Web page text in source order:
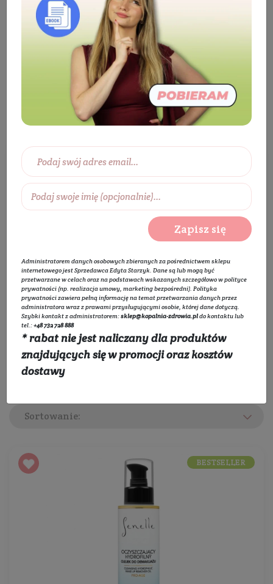
Kosmetyki Twarz
demakijaż
Oczyszczanie i demakijaż
Wybierz zakres cen:
0 zł 450 zł
Wybierz producentów:
Wybierz kategorie:
Rozwiń listę
Filtruj
Sortowanie:
BESTSELLER
Zapisz się
Administratorem danych osobowych zbieranych za pośrednictwem sklepu
internetowego jest Sprzedawca Edyta Starzyk. Dane są lub mogą być
przetwarzane w celach oraz na podstawach wskazanych szczegółowo wpolityce
prywatności (np. realizacja umowy, marketing bezpośredni). Polityka
prywatnościzawiera pełną informację na temat przetwarzania danych przez
administratora wraz z prawami przysługującymi osobie, której dane dotyczą.
Szybki kontakt z administratorem:sklep@kopalnia-zdrowia.pldo kontaktu lub
tel.:+48 732 728 888
* rabat nie jest naliczany dla produktów
znajdujących się w promocji oraz kosztów
dostawy